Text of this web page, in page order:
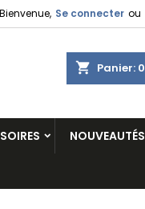
Bienvenue, Se connecter ou
shopping_cart Panier: 0
NOUVEAUTÉS